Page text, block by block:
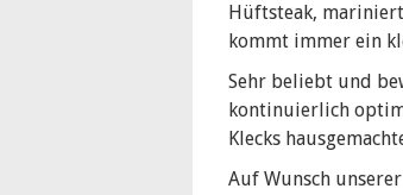
Hüftsteak,
kommt immer ein
Sehr beliebt und
kontinuierlich
Klecks
Auf Wunsch